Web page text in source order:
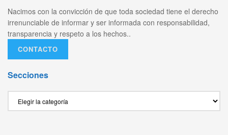
Nacimos con la convicción de que toda sociedad tiene el derecho
irrenunciable de informar y ser informada con responsabilidad,
transparencia y respeto a los hechos..
CONTACTO
Secciones